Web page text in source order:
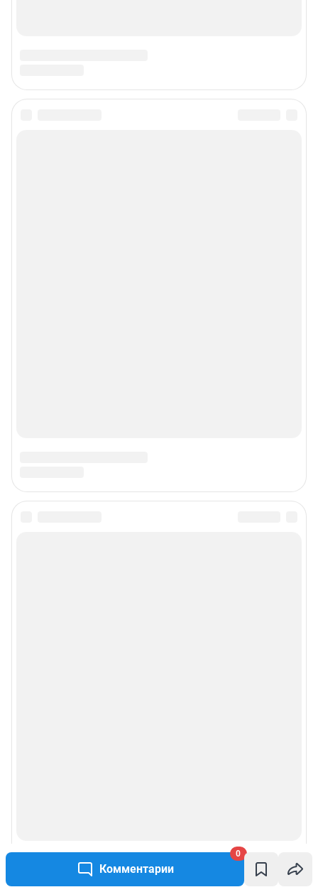
Комментарии
0